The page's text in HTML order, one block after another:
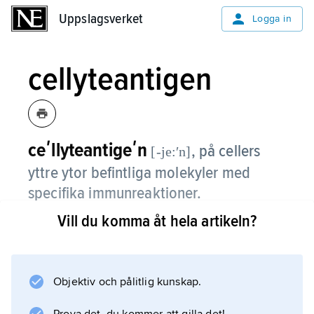
Uppslagsverket Logga in
cellyteantigen
ceʹllyteantigeʹn [-je:ʹn], på cellers
yttre ytor befintliga molekyler med
specifika immunreaktioner.
Cellyteantigener kan bestå av kolhydrater,
immunförsvaret vid infektioner, och antigen av
Vill du komma åt hela artikeln?
Objektiv och pålitlig kunskap.